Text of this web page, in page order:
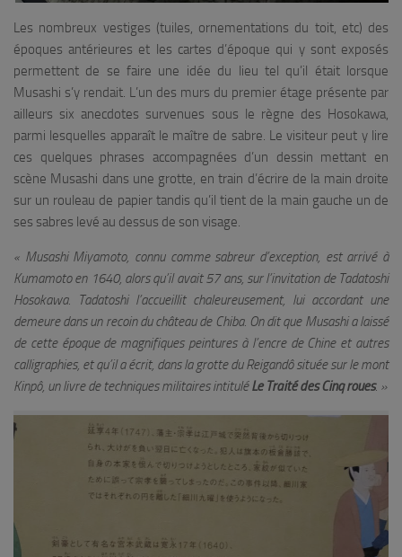
Les nombreux vestiges (tuiles, ornementations du toit, etc) des
époques antérieures et les cartes d’époque qui y sont exposés
permettent de se faire une idée du lieu tel qu’il était lorsque
Musashi s’y rendait. L’un des murs du premier étage présente par
ailleurs six anecdotes survenues sous le règne des Hosokawa,
parmi lesquelles apparaît le maître de sabre. Le visiteur peut y lire
ces quelques phrases accompagnées d’un dessin mettant en
scène Musashi dans une grotte, en train d’écrire de la main droite
sur un rouleau de papier tandis qu’il tient de la main gauche un de
ses sabres levé au dessus de son visage.
« Musashi Miyamoto, connu comme sabreur d’exception, est arrivé à
Kumamoto en 1640, alors qu’il avait 57 ans, sur l’invitation de Tadatoshi
Hosokawa. Tadatoshi l’accueillit chaleureusement, lui accordant une
demeure dans un recoin du château de Chiba. On dit que Musashi a laissé
de cette époque de magnifiques peintures à l’encre de Chine et autres
calligraphies, et qu’il a écrit, dans la grotte du Reigandô située sur le mont
Kinpô, un livre de techniques militaires intituléLe Traité des Cinq roues. »